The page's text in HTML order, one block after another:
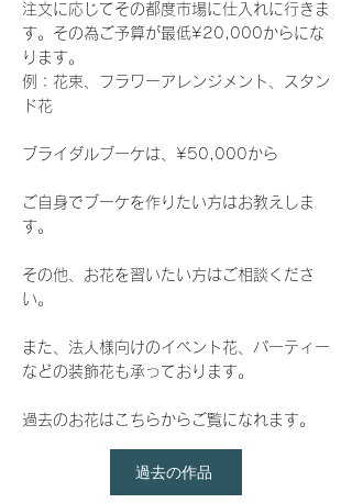
注文に応じてその都度市場に仕入れに行きま
す。その為ご予算が最低¥20,000からにな
ります。
例：花束、フラワーアレンジメント、スタン
ド花
ブライダルブーケは、¥50,000から
​ご自身でブーケを作りたい方はお教えしま
す。
​その他、お花を習いたい方はご相談くださ
い。
​また、法人様向けのイベント花、パーティー
などの装飾花も承っております。
​過去のお花はこちらからご覧になれます。
過去の作品